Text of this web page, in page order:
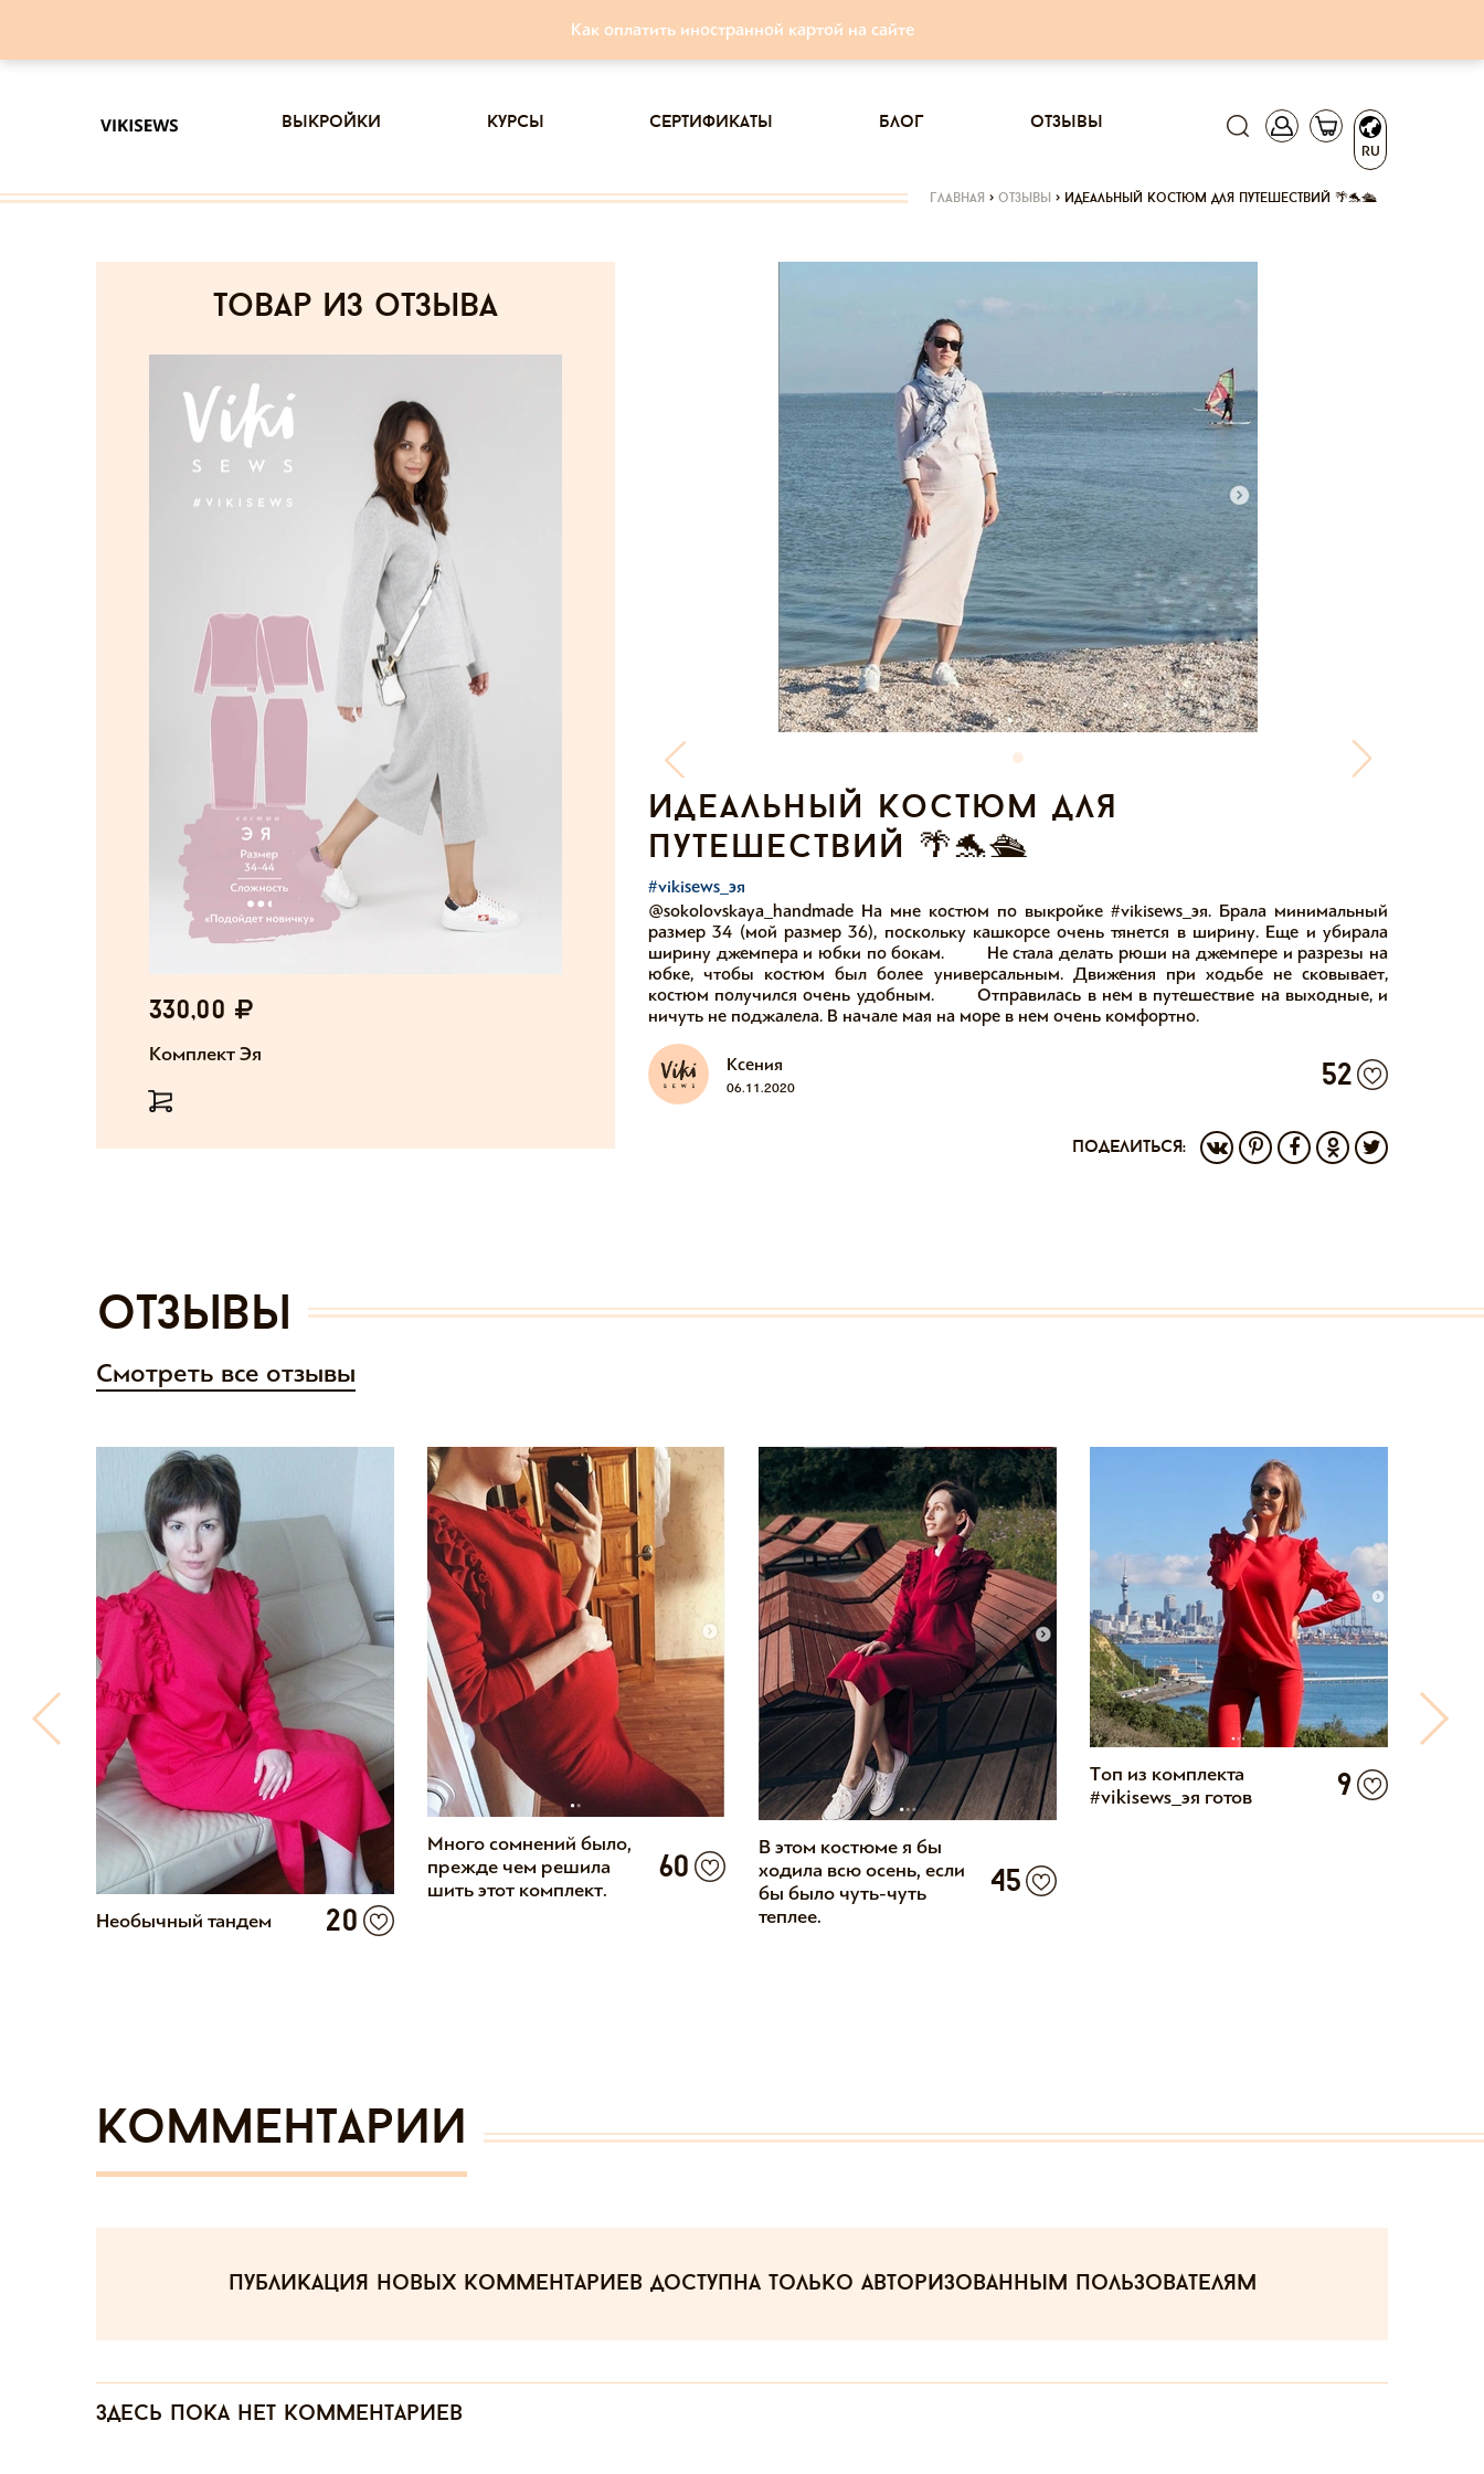
Как оплатить иностранной картой на сайте
RU
выкройки курсы сертификаты блог отзывы
главная > отзывы > идеальный костюм для путешествий 🌴🐬🛳⠀
товар из отзыва
330,00
Комплект Эя
идеальный костюм для
путешествий 🌴🐬🛳⠀
#vikisews_эя
@sokolovskaya_handmade На мне костюм по выкройке #vikisews_эя. Брала минимальный
размер 34 (мой размер 36), поскольку кашкорсе очень тянется в ширину. Еще и убирала
ширину джемпера и юбки по бокам. ⠀ ⠀ Не стала делать рюши на джемпере и разрезы на
юбке, чтобы костюм был более универсальным. Движения при ходьбе не сковывает,
костюм получился очень удобным. ⠀ ⠀ Отправилась в нем в путешествие на выходные, и
ничуть не поджалела. В начале мая на море в нем очень комфортно. ⠀
Ксения
06.11.2020 52
поделиться:
отзывы
Смотреть все отзывы
Необычный тандем 20
Много сомнений было,
прежде чем решила
шить этот комплект.
60
В этом костюме я бы
ходила всю осень, если
бы было чуть-чуть
теплее.
45
Топ из комплекта
#vikisews_эя готов
9
Комментарии
публикация новых комментариев доступна только авторизованным пользователям
Здесь пока нет комментариев